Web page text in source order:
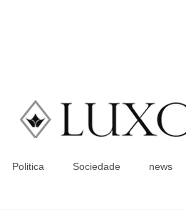
Politica Sociedade news